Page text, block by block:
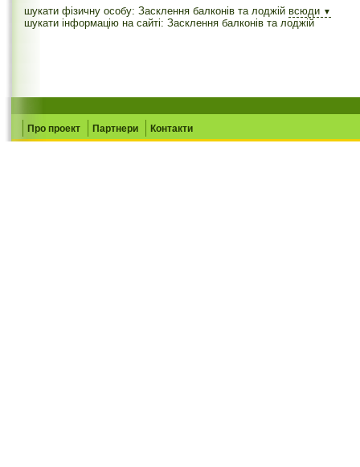
шукати фізичну особу: Засклення балконів та лоджій всюди ▼
шукати інформацію на сайті: Засклення балконів та лоджій
Про проект Партнери Контакти